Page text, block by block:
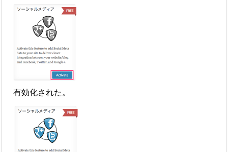
有効化された。